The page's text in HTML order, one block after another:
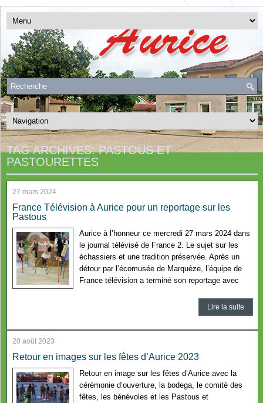
TAG ARCHIVES:PASTOUS ET
PASTOURETTES
27 mars 2024
France Télévision à Aurice pour un reportage sur les
Pastous
Aurice à l’honneur ce mercredi 27 mars 2024 dans
le journal télévisé de France 2. Le sujet sur les
échassiers et une tradition préservée. Après un
détour par l’écomusée de Marquèze, l’équipe de
France télévision a terminé son reportage avec
Lire la suite
20 août 2023
Retour en images sur les fêtes d’Aurice 2023
Retour en image sur les fêtes d’Aurice avec la
cérémonie d’ouverture, la bodega, le comité des
fêtes, les bénévoles et les Pastous et